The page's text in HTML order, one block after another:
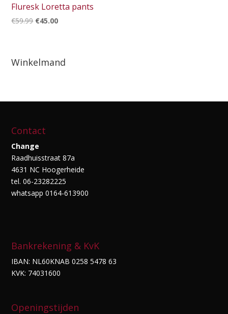
Fluresk Loretta pants
€59.99 Oorspronkelijke
€45.00Huidige
Winkelmand
Contact
Change
Raadhuisstraat 87a
4631 NC Hoogerheide
tel. 06-23282225
whatsapp 0164-613900
Bankrekening & KvK
IBAN: NL60KNAB 0258 5478 63
KVK: 74031600
Openingstijden